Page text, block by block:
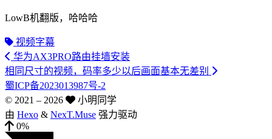
LowB机翻版，哈哈哈
视频字幕
华为AX3PRO路由挂墙安装
相同尺寸的视频，码率多少以后画面基本无差别
蜀ICP备2023013987号-2
© 2021 – 2026
小明同学
由 Hexo & NexT.Muse 强力驱动
0%